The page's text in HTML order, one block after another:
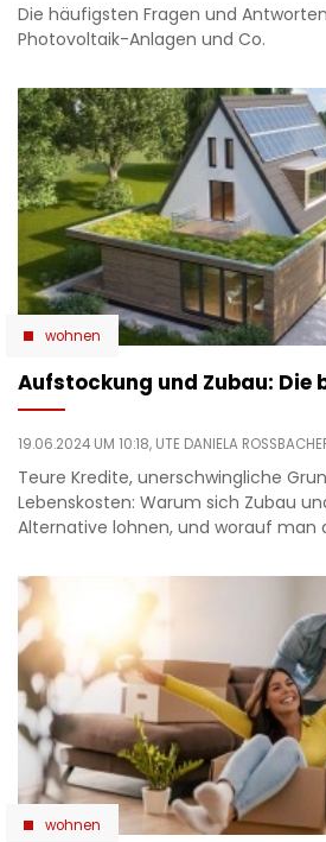
Die häufigsten Fragen und
Photovoltaik-Anlagen und Co.
wohnen
Aufstockung und Zubau: Die
19.06.2024 UM 10:18, UTE DANIELA
Teure Kredite, unerschwingliche
Lebenskosten: Warum sich Zubau
Alternative lohnen, und worauf man
wohnen